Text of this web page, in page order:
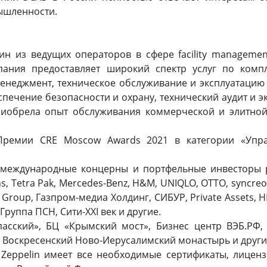
из ведущих операторов в сфере facility
предоставляет широкий спектр услуг по
техническое обслуживание и
безопасности и охрану, технический аудит и
опыт обслуживания коммерческой и
CRE Moscow Awards 2021 в категории
концерны и портфельные инвесторы
Tetra Pak, Mercedes-Benz, H&M, UNIQLO, ОТТО,
Газпром-медиа Холдинг, СИБУР, Private Assets,
ПСН, Сити-XXI век и другие.
БЦ «Крымский мост», Бизнес центр
Ново-Иерусалимский монастырь и
имеет все необходимые сертификаты,